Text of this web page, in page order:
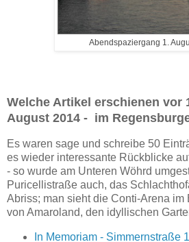
Abendspaziergang 1.
Welche Artikel erschienen vor
August 2014 - im
Es waren sage und schreibe 50
es wieder interessante Rückblicke
- so wurde am Unteren Wöhrd
Puricellistraße auch, das
Abriss; man sieht die Conti-Arena im
von Amaroland, den idyllischen
In Memoriam - Simmernstraße 1